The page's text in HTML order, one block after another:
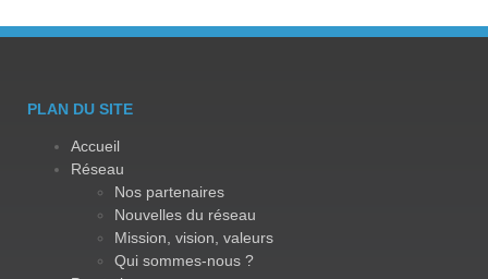
PLAN DU SITE
Accueil
Réseau
Nos partenaires
Nouvelles du réseau
Mission, vision, valeurs
Qui sommes-nous ?